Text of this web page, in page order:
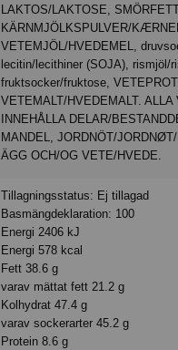
LAKTOS/LAKTOSE,
KÄRNMJÖLKSPULVER/
VETEMJÖL/HVEDEMEL,
lecitin/lecithiner (SOJA), rismjöl/
fruktsocker/fruktose,
VETEMALT/HVEDEMALT.
INNEHÅLLA DELAR/
MANDEL, JORDNÖT/
ÄGG OCH/OG VETE/HVEDE.
Tillagningsstatus: Ej tillagad
Basmängdeklaration: 100
Energi 2406 kJ
Energi 578 kcal
Fett 38.6 g
varav mättat fett 21.2 g
Kolhydrat 47.4 g
varav sockerarter 45.2 g
Protein 8.6 g